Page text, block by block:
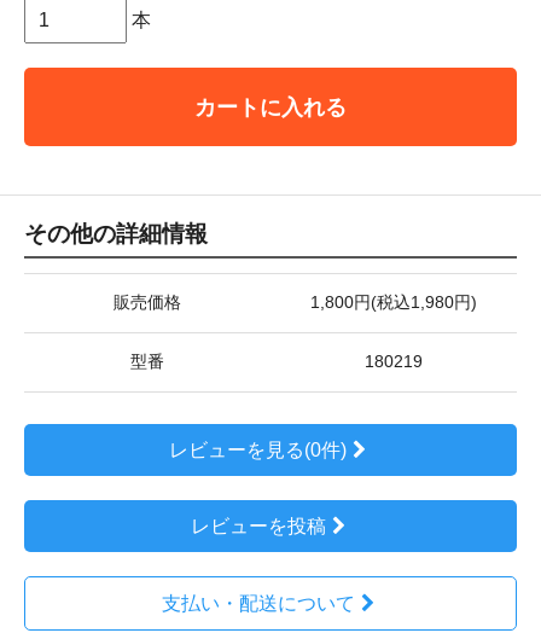
本
カートに入れる
その他の詳細情報
販売価格 1,800円(税込1,980円)
型番 180219
レビューを見る(0件)
レビューを投稿
支払い・配送について